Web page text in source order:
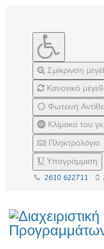
Σμίκρινση
Κανονικό
Φωτεινή
Κλίμακα του
Πληκτρολόγιο
Υπογράμμιση
2610 622711